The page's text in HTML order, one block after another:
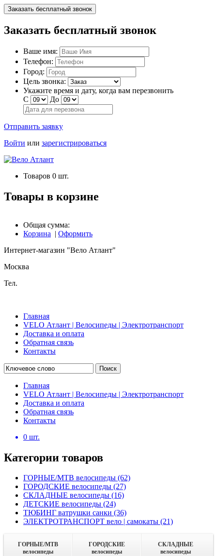
Заказать бесплатный звонок
Заказать бесплатный звонок
Ваше имя:
Телефон:
Город:
Цель звонка:
Укажите время и дату, когда вам перезвонить
С
До
Отправить заявку
Войти или зарегистрироваться
Товаров 0 шт.
Товары в корзине
Общая сумма:
Корзина | Оформить
Интернет-магазин "Вело Атлант"
Москва
Тел.
Главная
VELO Атлант | Велосипеды | Электротранспорт
Доставка и оплата
Обратная связь
Контакты
Поиск
Главная
VELO Атлант | Велосипеды | Электротранспорт
Доставка и оплата
Обратная связь
Контакты
0 шт.
Категории товаров
ГОРНЫЕ/MTB велосипеды (62)
ГОРОДСКИЕ велосипеды (27)
СКЛАДНЫЕ велосипеды (16)
ДЕТСКИЕ велосипеды (24)
ТЮБИНГ ватрушки санки (36)
ЭЛЕКТРОТРАНСПОРТ вело | самокаты (21)
ГОРНЫЕ/MTB
велосипеды
ГОРОДСКИЕ
велосипеды
СКЛАДНЫЕ
велосипеды